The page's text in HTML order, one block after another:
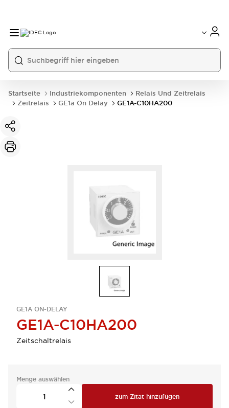
Startseite Industriekomponenten
Relais Und Zeitrelais
Zeitrelais
GE1a On Delay GE1A-C10HA200
GE1A ON-DELAY
GE1A-C10HA200
Zeitschaltrelais
Menge auswählen
zum Zitat hinzufügen